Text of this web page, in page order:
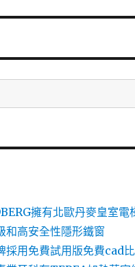
擁有北歐丹麥皇室電
和高安全性隱形鐵窗
採用免費試用版免費cad